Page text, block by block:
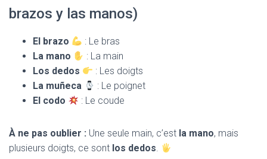
brazos y las manos)
El brazo
: Le bras
La mano
: La main
Los dedos
: Les doigts
La muñeca
: Le poignet
El codo
: Le coude
À ne pas oublier : Une seule main, c’est la mano, mais
plusieurs doigts, ce sont los dedos.